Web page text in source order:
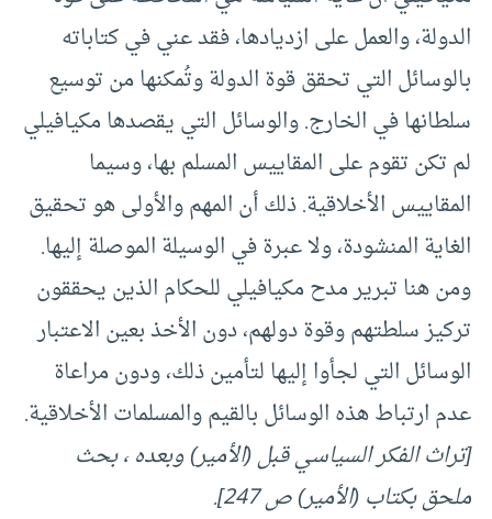
الدولة، والعمل على ازديادها، فقد عني في كتاباته
بالوسائل التي تحقق قوة الدولة وتُمكنها من توسيع
سلطانها في الخارج. والوسائل التي يقصدها مكيافيلي
لم تكن تقوم على المقاييس المسلم بها، وسيما
المقاييس الأخلاقية. ذلك أن المهم والأولى هو تحقيق
الغاية المنشودة، ولا عبرة في الوسيلة الموصلة إليها.
ومن هنا تبرير مدح مكيافيلي للحكام الذين يحققون
تركيز سلطتهم وقوة دولهم، دون الأخذ بعين الاعتبار
الوسائل التي لجأوا إليها لتأمين ذلك، ودون مراعاة
عدم ارتباط هذه الوسائل بالقيم والمسلمات الأخلاقية.
[تراث الفكر السياسي قبل (الأمير) وبعده ، بحث
ملحق بكتاب (الأمير) ص 247].